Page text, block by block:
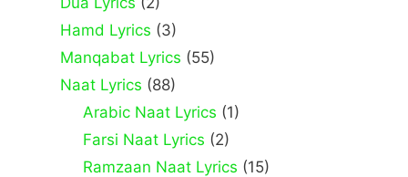
Hamd Lyrics (3)
Manqabat Lyrics (55)
Naat Lyrics (88)
Arabic Naat Lyrics (1)
Farsi Naat Lyrics (2)
Ramzaan Naat Lyrics (15)